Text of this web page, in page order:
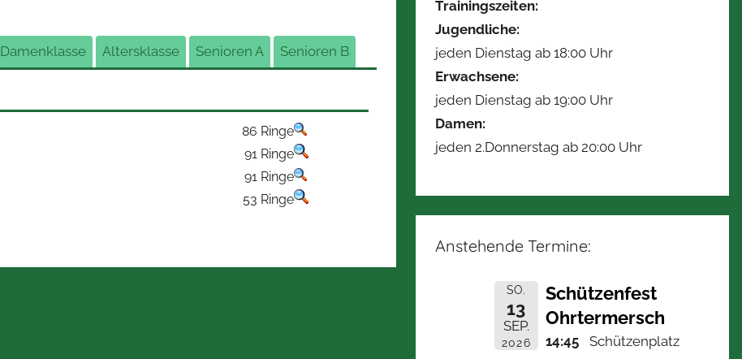
Damenklasse Altersklasse Senioren A Senioren B
86 Ringe
91 Ringe
91 Ringe
53 Ringe
Trainingszeiten:
Jugendliche:
jeden Dienstag ab 18:00 Uhr
Erwachsene:
jeden Dienstag ab 19:00 Uhr
Damen:
jeden 2.Donnerstag ab 20:00 Uhr
Anstehende Termine:
SO.
13
SEP.
2026
Schützenfest
Ohrtermersch
14:45
Schützenplatz